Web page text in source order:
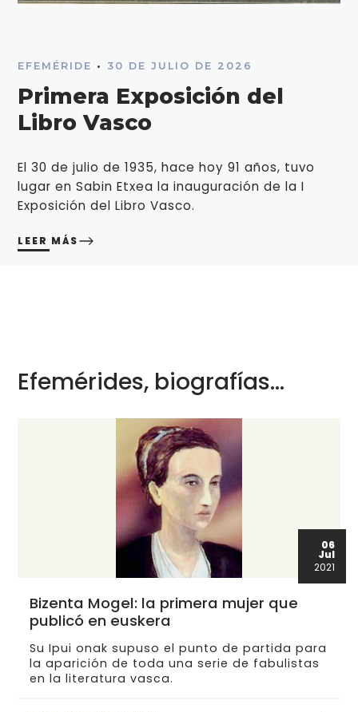
EFEMÉRIDE • 30 DE JULIO DE 2026
Primera Exposición del
Libro Vasco
El 30 de julio de 1935, hace hoy 91 años, tuvo
lugar en Sabin Etxea la inauguración de la I
Exposición del Libro Vasco.
LEER MÁS
Efemérides, biografías...
06
Jul
2021
Bizenta Mogel: la primera mujer que
publicó en euskera
Su Ipui onak supuso el punto de partida para
la aparición de toda una serie de fabulistas
en la literatura vasca.